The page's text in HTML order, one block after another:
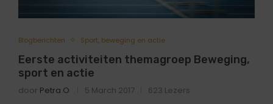
Blogberichten Sport, beweging en actie
Eerste activiteiten themagroep Beweging,
sport en actie
door Petra O 5 March 2017 623 Lezers